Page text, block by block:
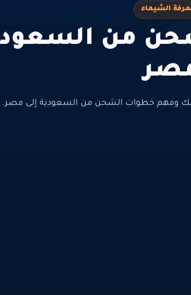
الشيماء
من
وفهم خطوات الشحن من السعودية إلى مصر.